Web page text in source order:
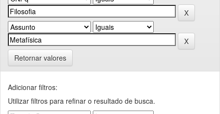
Retornar valores
Adicionar filtros:
Utilizar filtros para refinar o resultado de busca.